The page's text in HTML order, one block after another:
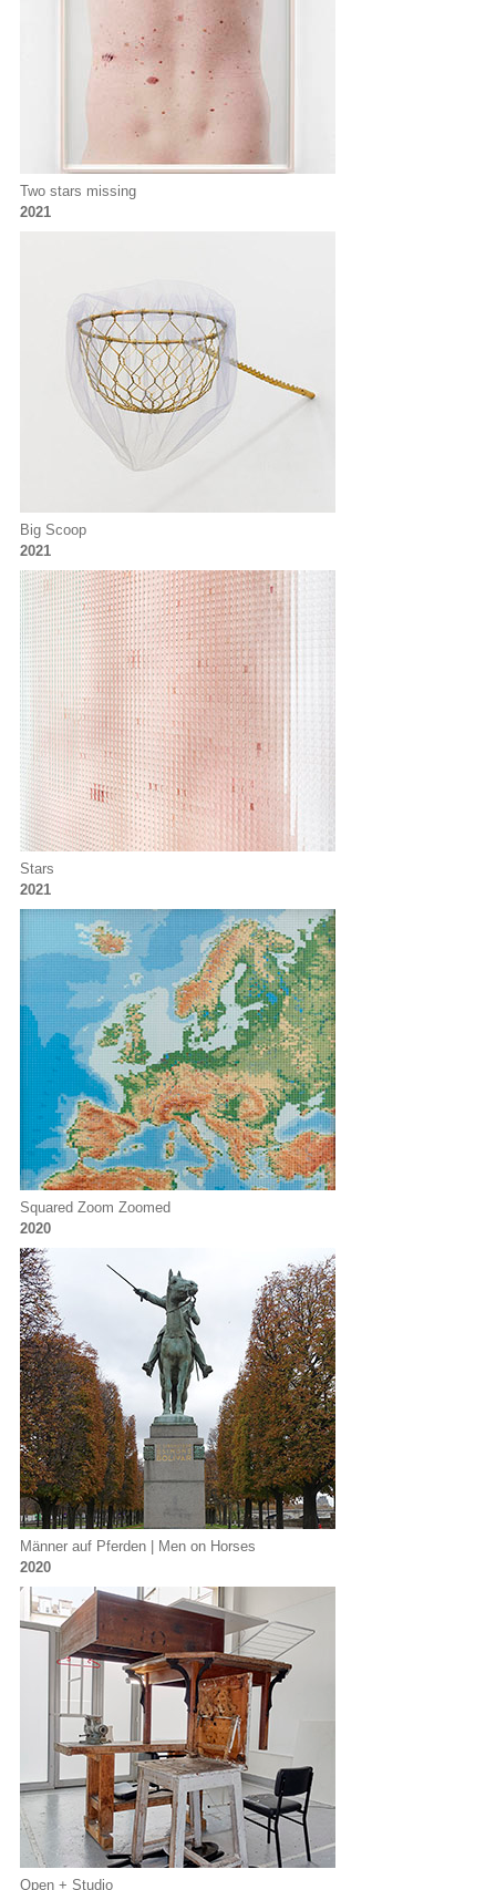
Two stars missing
2021
Big Scoop
2021
Stars
2021
Squared Zoom Zoomed
2020
Männer auf Pferden | Men on Horses
2020
Open + Studio